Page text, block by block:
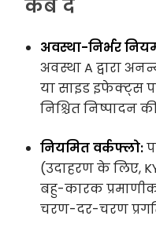
कब दें
अवस्था-निर्भर
अवस्था A द्वारा
या साइड इफेक्ट्स
निश्चित निष्पादन
नियमित वर्कफ्लो:
(उदाहरण के लिए,
बहु-कारक
चरण-दर-चरण